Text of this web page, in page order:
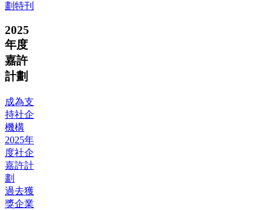
劃特刊
2025
年度
嘉許
計劃
成為支
持社企
機構
2025年
度社企
嘉許計
劃
過去獲
獎企業